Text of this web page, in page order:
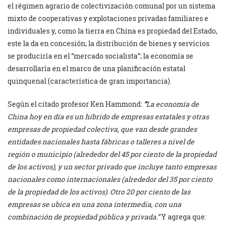
el régimen agrario de colectivización comunal por un sistema
mixto de cooperativas y explotaciones privadas familiares e
individuales y, como la tierra en China es propiedad del Estado,
este la da en concesión; la distribución de bienes y servicios
se produciría en el “mercado socialista”; la economía se
desarrollaría en el marco de una planificación estatal
quinquenal (característica de gran importancia).
Según el citado profesor Ken Hammond: “La economía de
China hoy en día es un híbrido de empresas estatales y otras
empresas de propiedad colectiva, que van desde grandes
entidades nacionales hasta fábricas o talleres a nivel de
región o municipio (alrededor del 45 por ciento de la propiedad
de los activos), y un sector privado que incluye tanto empresas
nacionales como internacionales (alrededor del 35 por ciento
de la propiedad de los activos). Otro 20 por ciento de las
empresas se ubica en una zona intermedia, con una
combinación de propiedad pública y privada.”Y agrega que: